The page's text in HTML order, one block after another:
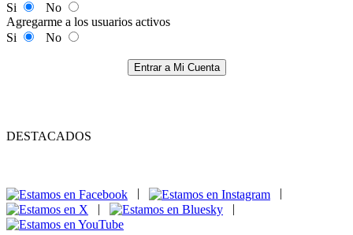
Si
No
Agregarme a los usuarios activos
Si
No
Entrar a Mi Cuenta
DESTACADOS
|
|